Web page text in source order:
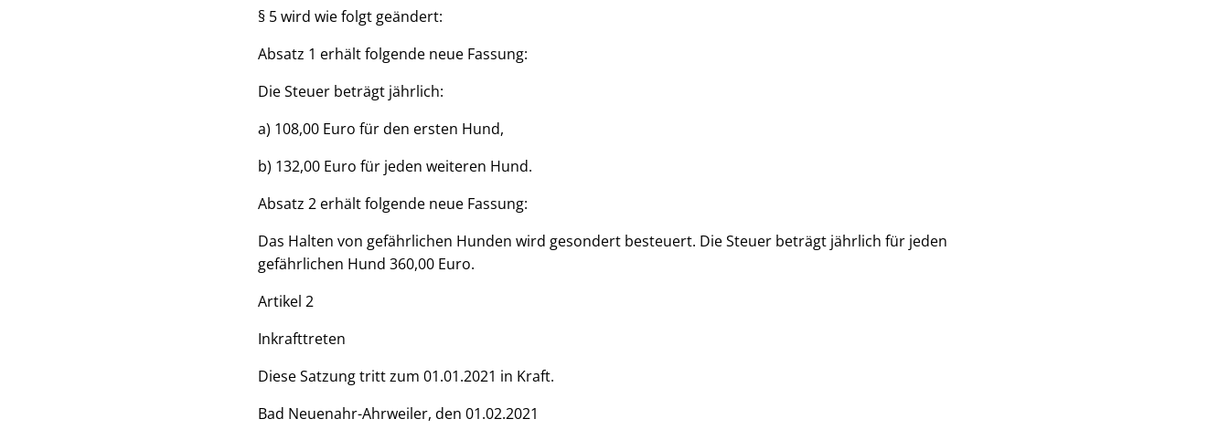
§ 5 wird wie folgt geändert:
Absatz 1 erhält folgende neue Fassung:
Die Steuer beträgt jährlich:
a) 108,00 Euro für den ersten Hund,
b) 132,00 Euro für jeden weiteren Hund.
Absatz 2 erhält folgende neue Fassung:
Das Halten von gefährlichen Hunden wird gesondert besteuert. Die Steuer beträgt jährlich für jeden
gefährlichen Hund 360,00 Euro.
Artikel 2
Inkrafttreten
Diese Satzung tritt zum 01.01.2021 in Kraft.
Bad Neuenahr-Ahrweiler, den 01.02.2021